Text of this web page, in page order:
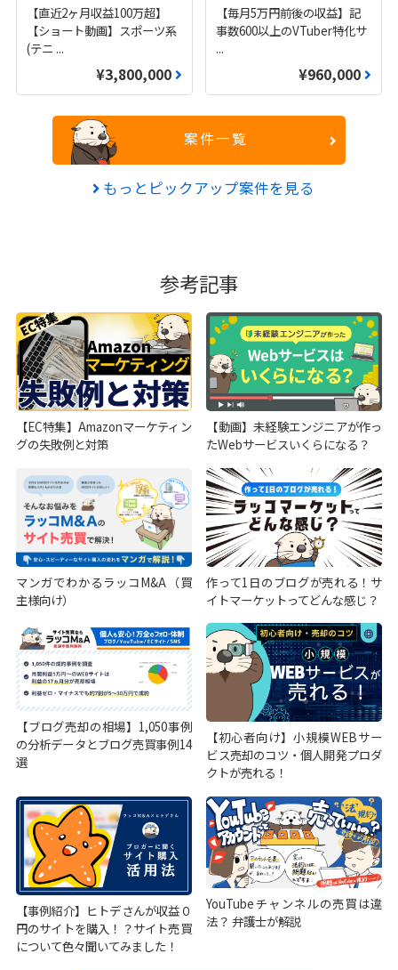
【直近2ヶ月収益100万超】
【ショート動画】スポーツ系
(テニ ...
¥3,800,000
【毎月5万円前後の収益】記
事数600以上のVTuber特化サ
...
¥960,000
案件一覧
もっとピックアップ案件を見る
参考記事
【EC特集】Amazonマーケティン
グの失敗例と対策
【動画】未経験エンジニアが作っ
たWebサービスいくらになる？
マンガでわかるラッコM&A（買
主様向け）
作って1日のブログが売れる！サ
イトマーケットってどんな感じ？
【ブログ売却の相場】1,050事例
の分析データとブログ売買事例14
選
【初心者向け】小規模WEBサー
ビス売却のコツ・個人開発プロダ
クトが売れる！
【事例紹介】ヒトデさんが収益０
円のサイトを購入！？サイト売買
について色々聞いてみました！
YouTubeチャンネルの売買は違
法？ 弁護士が解説